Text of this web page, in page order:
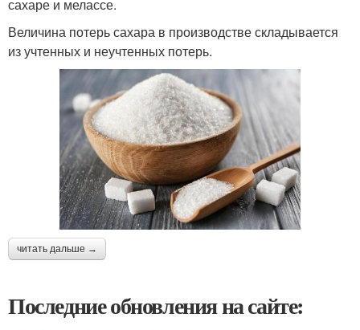
сахаре и мелассе.
Величина потерь сахара в производстве складывается
из учтенных и неучтенных потерь.
читать дальше →
Последние обновления на сайте: